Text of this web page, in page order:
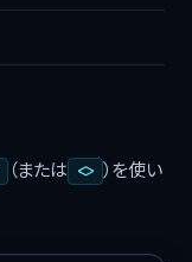
（または <> ）を使い